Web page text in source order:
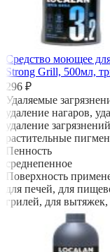
Средство моющее
Strong Grill, 500мл,
296 ₽
Удаляемые
удаление нагаров,
удаление
растительные
Пенность
среднепенное
Поверхность
для печей, для
грилей, для